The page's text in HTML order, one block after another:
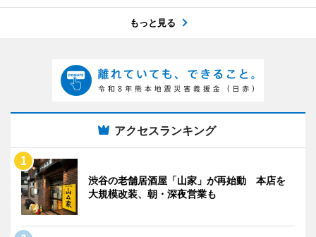
もっと見る
アクセスランキング
渋谷の老舗居酒屋「山家」が再始動 本店を
大規模改装、朝・深夜営業も